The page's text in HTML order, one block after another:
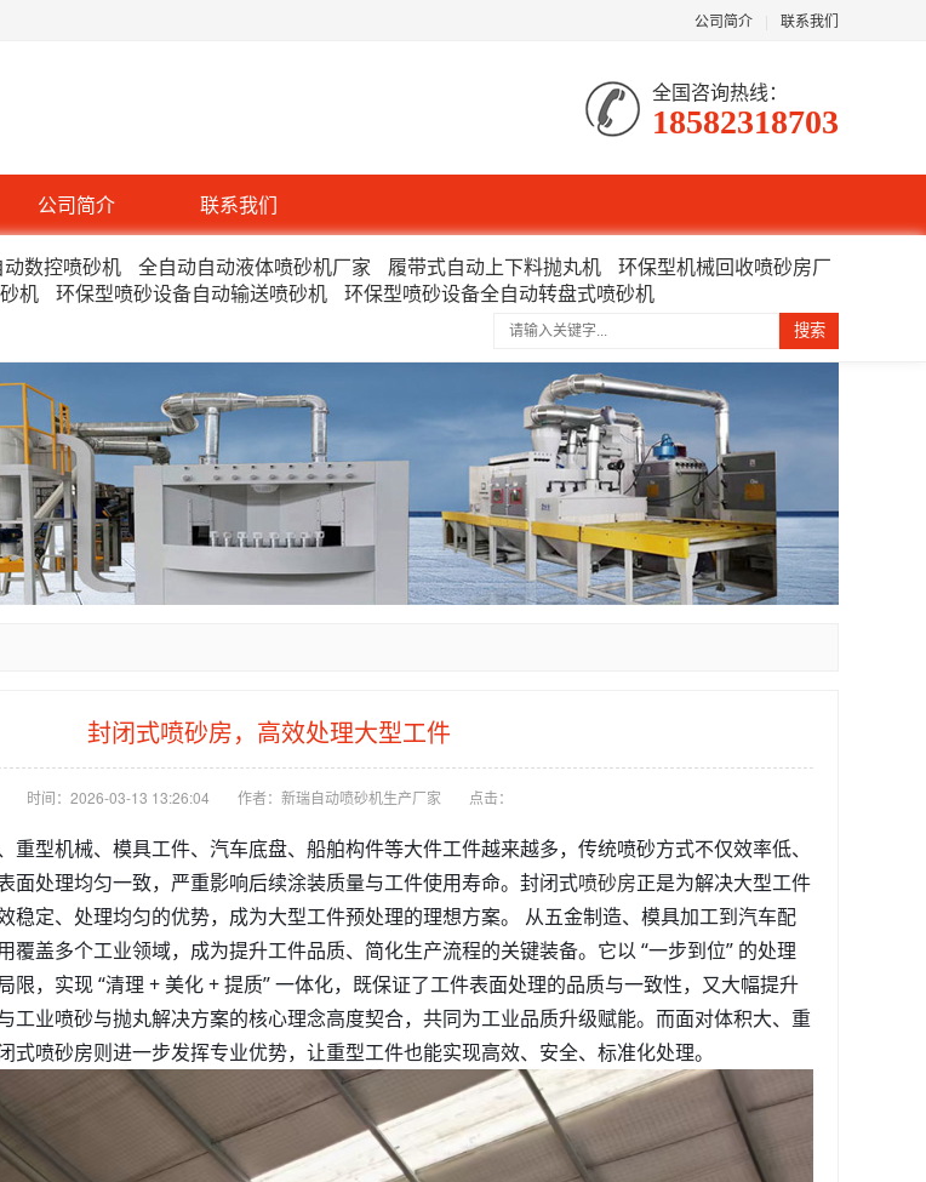
公司简介 联系我们
全国咨询热线：
18582318703
公司简介 联系我们
动数控喷砂机 全自动自动液体喷砂机厂家 履带式自动上下料抛丸机
环保型机械回收喷砂房厂
机 环保型喷砂设备自动输送喷砂机 环保型喷砂设备全自动转盘式喷砂机
搜索
封闭式喷砂房，高效处理大型工件
时间：2026-03-13 13:26:04 作者：新瑞自动喷砂机生产厂家 点击：
重型机械、模具工件、汽车底盘、船舶构件等大件工件越来越多，传统喷砂方式不仅效率低、
面处理均匀一致，严重影响后续涂装质量与工件使用寿命。封闭式喷砂房正是为解决大型工件
稳定、处理均匀的优势，成为大型工件预处理的理想方案。 从五金制造、模具加工到汽车配
覆盖多个工业领域，成为提升工件品质、简化生产流程的关键装备。它以 “一步到位” 的处理
限，实现 “清理 + 美化 + 提质” 一体化，既保证了工件表面处理的品质与一致性，又大幅提升
工业喷砂与抛丸解决方案的核心理念高度契合，共同为工业品质升级赋能。而面对体积大、重
式喷砂房则进一步发挥专业优势，让重型工件也能实现高效、安全、标准化处理。